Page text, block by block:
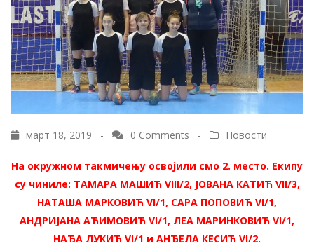
март 18, 2019 - 0 Comments - Новости
На окружном такмичењу освојили смо 2. место. Екипу
су чиниле: ТАМАРА МАШИЋ VIII/2, ЈОВАНА КАТИЋ VII/3,
НАТАША МАРКОВИЋ VI/1, САРА ПОПОВИЋ VI/1,
АНДРИЈАНА АЋИМОВИЋ VI/1, ЛЕА МАРИНКОВИЋ VI/1,
НАЂА ЛУКИЋ VI/1 и АНЂЕЛА КЕСИЋ VI/2.